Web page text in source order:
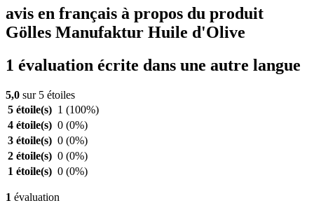
avis en français à propos du produit
Gölles Manufaktur Huile d'Olive
1 évaluation écrite dans une autre langue
5,0 sur 5 étoiles
5 étoile(s) 1 (100%)
4 étoile(s) 0 (0%)
3 étoile(s) 0 (0%)
2 étoile(s) 0 (0%)
1 étoile(s) 0 (0%)
1 évaluation